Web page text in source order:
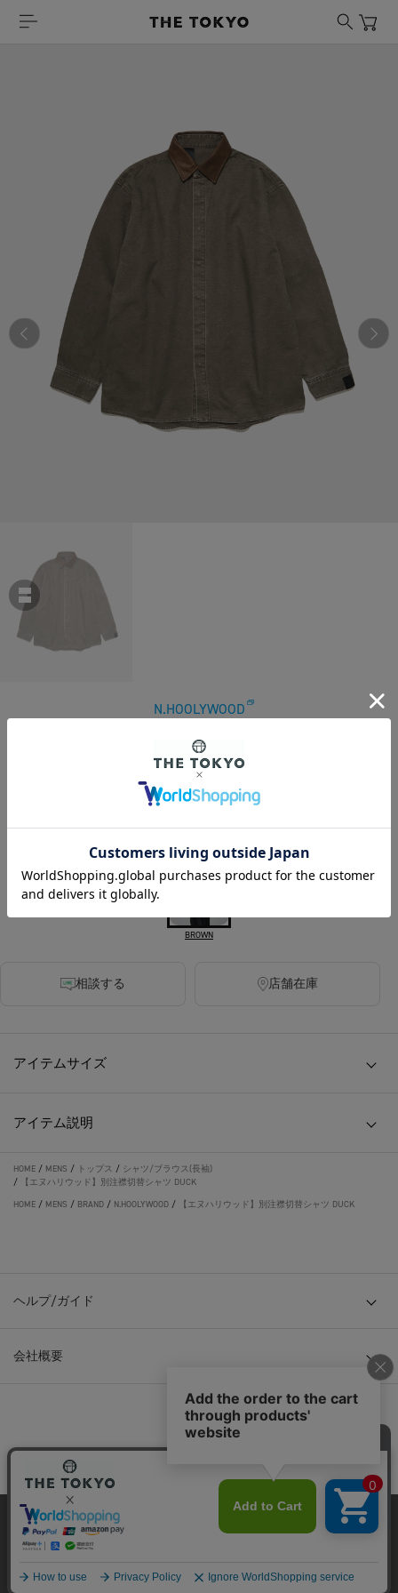
N.HOOLYWOOD
【エヌハリウッド】別注襟切替シャツ DUCK
￥63,800税込
580ポイント付与
BROWN
相談する 店舗在庫
アイテムサイズ
アイテム説明
HOME / MENS / トップス / シャツ/ブラウス(長袖)
/
【エヌハリウッド】別注襟切替シャツ DUCK
HOME / MENS / BRAND / N.HOOLYWOOD / 【エヌハリウッド】別注襟切替シャツ DUCK
ヘルプ/ガイド
会社概要
© TOKYO BASE CO., LTD
当サイトはクッキー(cookie)を使用します。クッキーはサイト内
の一部の機能および、サイトの使用状況の分析からマーケティ
ング活動に利用することを目的としています。
プライバシーポリシーはこちら